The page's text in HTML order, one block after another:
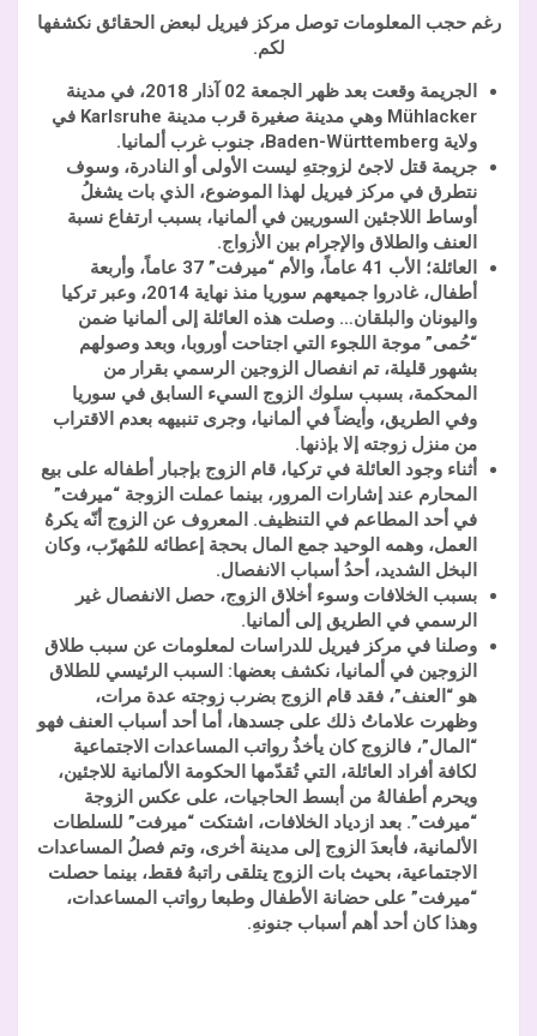
رغم حجب المعلومات توصل مركز فيريل لبعض الحقائق نكشفها
لكم.
الجريمة وقعت بعد ظهر الجمعة 02 آذار 2018، في مدينة
Mühlacker وهي مدينة صغيرة قرب مدينة Karlsruhe في
ولاية Baden-Württemberg، جنوب غرب ألمانيا.
جريمة قتل لاجئ لزوجتهِ ليست الأولى أو النادرة، وسوف
نتطرق في مركز فيريل لهذا الموضوع، الذي بات يشغلُ
أوساط اللاجئين السوريين في ألمانيا، بسبب ارتفاع نسبة
العنف والطلاق والإجرام بين الأزواج.
العائلة؛ الأب 41 عاماً، والأم “ميرفت” 37 عاماً، وأربعة
أطفال، غادروا جميعهم سوريا منذ نهاية 2014، وعبر تركيا
واليونان والبلقان… وصلت هذه العائلة إلى ألمانيا ضمن
“حُمى” موجة اللجوء التي اجتاحت أوروبا، وبعد وصولهم
بشهور قليلة، تم انفصال الزوجين الرسمي بقرار من
المحكمة، بسبب سلوك الزوج السيء السابق في سوريا
وفي الطريق، وأيضاً في ألمانيا، وجرى تنبيهه بعدم الاقتراب
من منزل زوجته إلا بإذنها.
أثناء وجود العائلة في تركيا، قام الزوج بإجبار أطفاله على بيع
المحارم عند إشارات المرور، بينما عملت الزوجة “ميرفت”
في أحد المطاعم في التنظيف. المعروف عن الزوج أنّه يكرهُ
العمل، وهمه الوحيد جمع المال بحجة إعطائه للمُهرّب، وكان
البخل الشديد، أحدُ أسباب الانفصال.
بسبب الخلافات وسوء أخلاق الزوج، حصل الانفصال غير
الرسمي في الطريق إلى ألمانيا.
وصلنا في مركز فيريل للدراسات لمعلومات عن سبب طلاق
الزوجين في ألمانيا، نكشف بعضها: السبب الرئيسي للطلاق
هو “العنف”، فقد قام الزوج بضرب زوجته عدة مرات،
وظهرت علاماتُ ذلك على جسدها، أما أحد أسباب العنف فهو
“المال”، فالزوج كان يأخذُ رواتب المساعدات الاجتماعية
لكافة أفراد العائلة، التي تُقدّمها الحكومة الألمانية للاجئين،
ويحرم أطفالهُ من أبسط الحاجيات، على عكس الزوجة
“ميرفت”. بعد ازدياد الخلافات، اشتكت “ميرفت” للسلطات
الألمانية، فأبعدَ الزوج إلى مدينة أخرى، وتم فصلُ المساعدات
الاجتماعية، بحيث بات الزوج يتلقى راتبهُ فقط، بينما حصلت
“ميرفت” على حضانة الأطفال وطبعا رواتب المساعدات،
وهذا كان أحد أهم أسباب جنونهِ.